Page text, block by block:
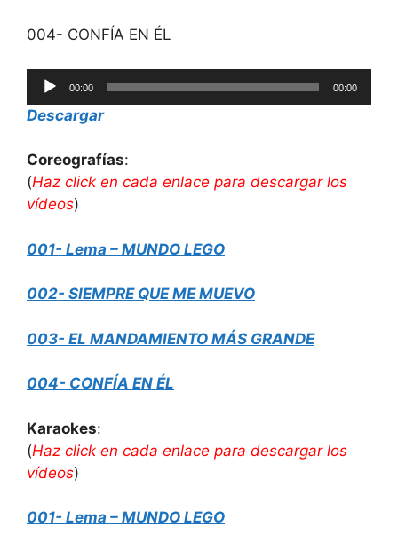
004- CONFÍA EN ÉL
Reproductor
de
audio
00:00 00:00
Descargar
Coreografías:
(Haz click en cada enlace para descargar los
vídeos)
001- Lema – MUNDO LEGO
002- SIEMPRE QUE ME MUEVO
003- EL MANDAMIENTO MÁS GRANDE
004- CONFÍA EN ÉL
Karaokes:
(Haz click en cada enlace para descargar los
vídeos)
001- Lema – MUNDO LEGO